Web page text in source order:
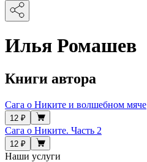
Илья Ромашев
Книги автора
Сага о Никите и волшебном мяче
12 ₽
Сага о Никите. Часть 2
12 ₽
Наши услуги